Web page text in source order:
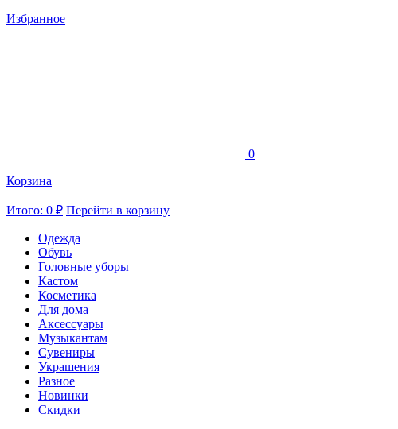
Избранное
0
Корзина
Итого: 0 ₽ Перейти в корзину
Одежда
Обувь
Головные уборы
Кастом
Косметика
Для дома
Аксессуары
Музыкантам
Сувениры
Украшения
Разное
Новинки
Скидки